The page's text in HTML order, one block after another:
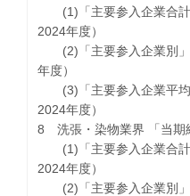
(1)「主要参入企業合計
2024年度）
(2)「主要参入企業別」
年度）
(3)「主要参入企業平均
2024年度）
8 洗張・染物業界 「当期
(1)「主要参入企業合計
2024年度）
(2)「主要参入企業別」